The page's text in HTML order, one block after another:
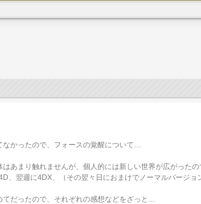
かったので、フォースの覚醒について…
あまり触れませんが、個人的には新しい世界が広がったの
、翌週に4DX、（その翌々日におまけでノーマルバージ
だったので、それぞれの感想などをざっと…